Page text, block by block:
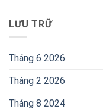
LƯU TRỮ
Tháng 6 2026
Tháng 2 2026
Tháng 8 2024